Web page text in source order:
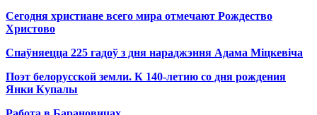
Сегодня христиане всего мира отмечают Рождество
Христово
Спаўняецца 225 гадоў з дня нараджэння Адама Міцкевіча
Поэт белорусской земли. К 140-летию со дня рождения
Янки Купалы